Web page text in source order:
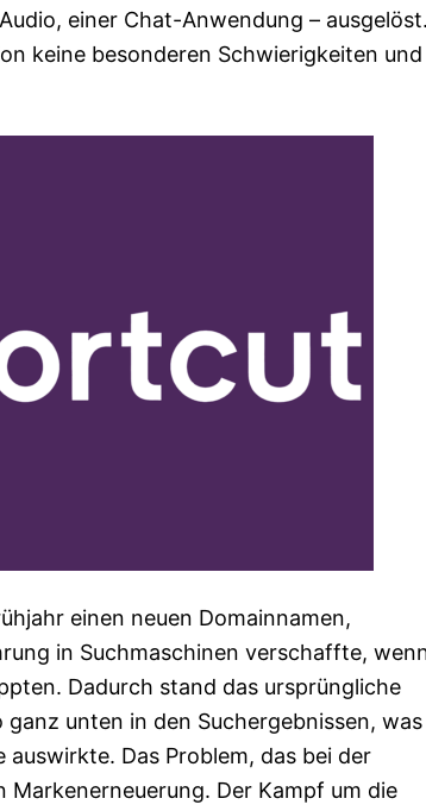
einer Chat-Anwendung –
keine besonderen Schwierigkeiten und
einen neuen Domainnamen,
in Suchmaschinen verschaffte,
Dadurch stand das ursprüngliche
unten in den Suchergebnissen,
Das Problem, das bei der
Der Kampf um die